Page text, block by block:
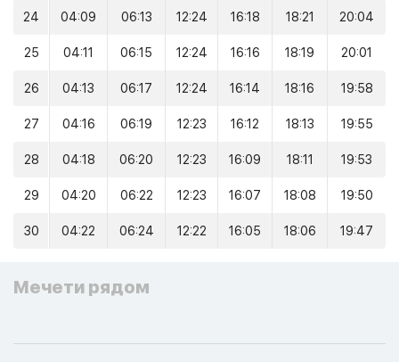
24 04:09 06:13 12:24 16:18 18:21 20:04
25 04:11 06:15 12:24 16:16 18:19 20:01
26 04:13 06:17 12:24 16:14 18:16 19:58
27 04:16 06:19 12:23 16:12 18:13 19:55
28 04:18 06:20 12:23 16:09 18:11 19:53
29 04:20 06:22 12:23 16:07 18:08 19:50
30 04:22 06:24 12:22 16:05 18:06 19:47
Мечети рядом